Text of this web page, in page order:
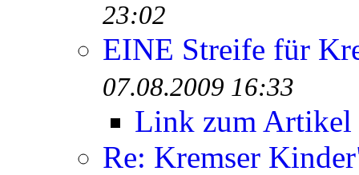
23:02
EINE Streife für
07.08.2009 16:33
Link zum Artikel
Re: Kremser